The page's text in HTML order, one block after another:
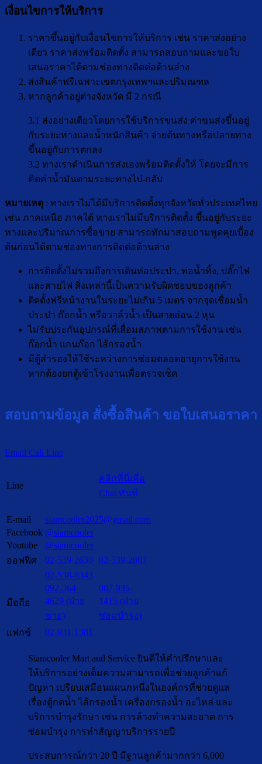
เงื่อนไขการให้บริการ
ราคาขึ้นอยู่กับเงื่อนไขการให้บริการ เช่น ราคาส่งอย่าง
เดียว ราคาส่งพร้อมติดตั้ง สามารถสอบถามและขอใบ
เสนอราคาได้ตามช่องทางติดต่อด้านล่าง
ส่งสินค้าฟรีเฉพาะเขตกรุงเทพฯและปริมณฑล
หากลูกค้าอยู่ต่างจังหวัด มี 2 กรณี
3.1 ส่งอย่างเดียวโดยการใช้บริการขนส่ง ค่าขนส่งขึ้นอยู่
กับระยะทางและน้ำหนักสินค้า จ่ายต้นทางหรือปลายทาง
ขึ้นอยู่กับการตกลง
3.2 ทางเราดำเนินการส่งเองพร้อมติดตั้งให้ โดยจะมีการ
คิดค่าน้ำมันตามระยะทางไป-กลับ
หมายเหตุ : ทางเราไม่ได้มีบริการติดตั้งทุกจังหวัดทั่วประเทศไทย
เช่น ภาคเหนือ ภาคใต้ ทางเราไม่มีบริการติดตั้ง ขึ้นอยู่กับระยะ
ทางและปริมาณการซื้อขาย สามารถทักมาสอบถามพูดคุยเบื้อง
ต้นก่อนได้ตามช่องทางการติดต่อด้านล่าง
การติดตั้งไม่รวมถึงการเดินท่อประปา, ท่อน้ำทิ้ง, ปลั๊กไฟ
และสายไฟ สิ่งเหล่านี้เป็นความรับผิดชอบของลูกค้า
ติดตั้งฟรีหน้างานในระยะไม่เกิน 5 เมตร จากจุดเชื่อมน้ำ
ประปา ก๊อกน้ำ หรือวาล์วน้ำ เป็นสายอ่อน 2 หุน
ไม่รับประกันอุปกรณ์ที่เสื่อมสภาพตามการใช้งาน เช่น
ก๊อกน้ำ แกนก๊อก ไส้กรองน้ำ
มีตู้สำรองให้ใช้ระหว่างการซ่อมตลอดอายุการใช้งาน
หากต้องยกตู้เข้าโรงงานเพื่อตรวจเช็ค
สอบถามข้อมูล สั่งซื้อสินค้า ขอใบเสนอราคา
Email Call Line
Line
คลิกที่นี่เพื่อ
Chat ทันที
E-mail
siamcooler2025@gmail.com
Facebook @siamcooler
Youtube
@siamcooler
ออฟฟิศ
02-539-2630 02-539-2607
02-538-6343
มือถือ
092-364-
4629 (ฝ่าย
ขาย)
087-935-
1415 (ฝ่าย
ซ่อมบำรุง)
แฟกซ์
02-931-1381
Siamcooler Mart and Service ยินดีให้คำปรึกษาและ
ให้บริการอย่างเต็มความสามารถเพื่อช่วยลูกค้าแก้
ปัญหา เปรียบเสมือนแผนกหนึ่งในองค์กรที่ช่วยดูแล
เรื่องตู้กดน้ำ ไส้กรองน้ำ เครื่องกรองน้ำ อะไหล่ และ
บริการบำรุงรักษา เช่น การล้างทำความสะอาด การ
ซ่อมบำรุง การทำสัญญาบริการรายปี
ประสบการณ์กว่า 20 ปี มีฐานลูกค้ามากกว่า 6,000